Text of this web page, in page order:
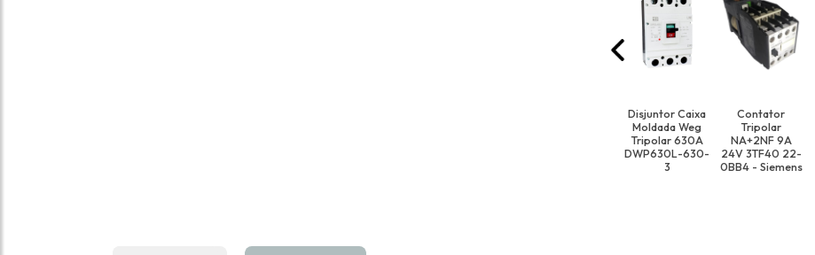
Disjuntor Caixa
Moldada Weg
Tripolar 630A
DWP630L-630-
3
Contator
Tripolar
NA+2NF 9A
24V 3TF40 22-
0BB4 - Siemens